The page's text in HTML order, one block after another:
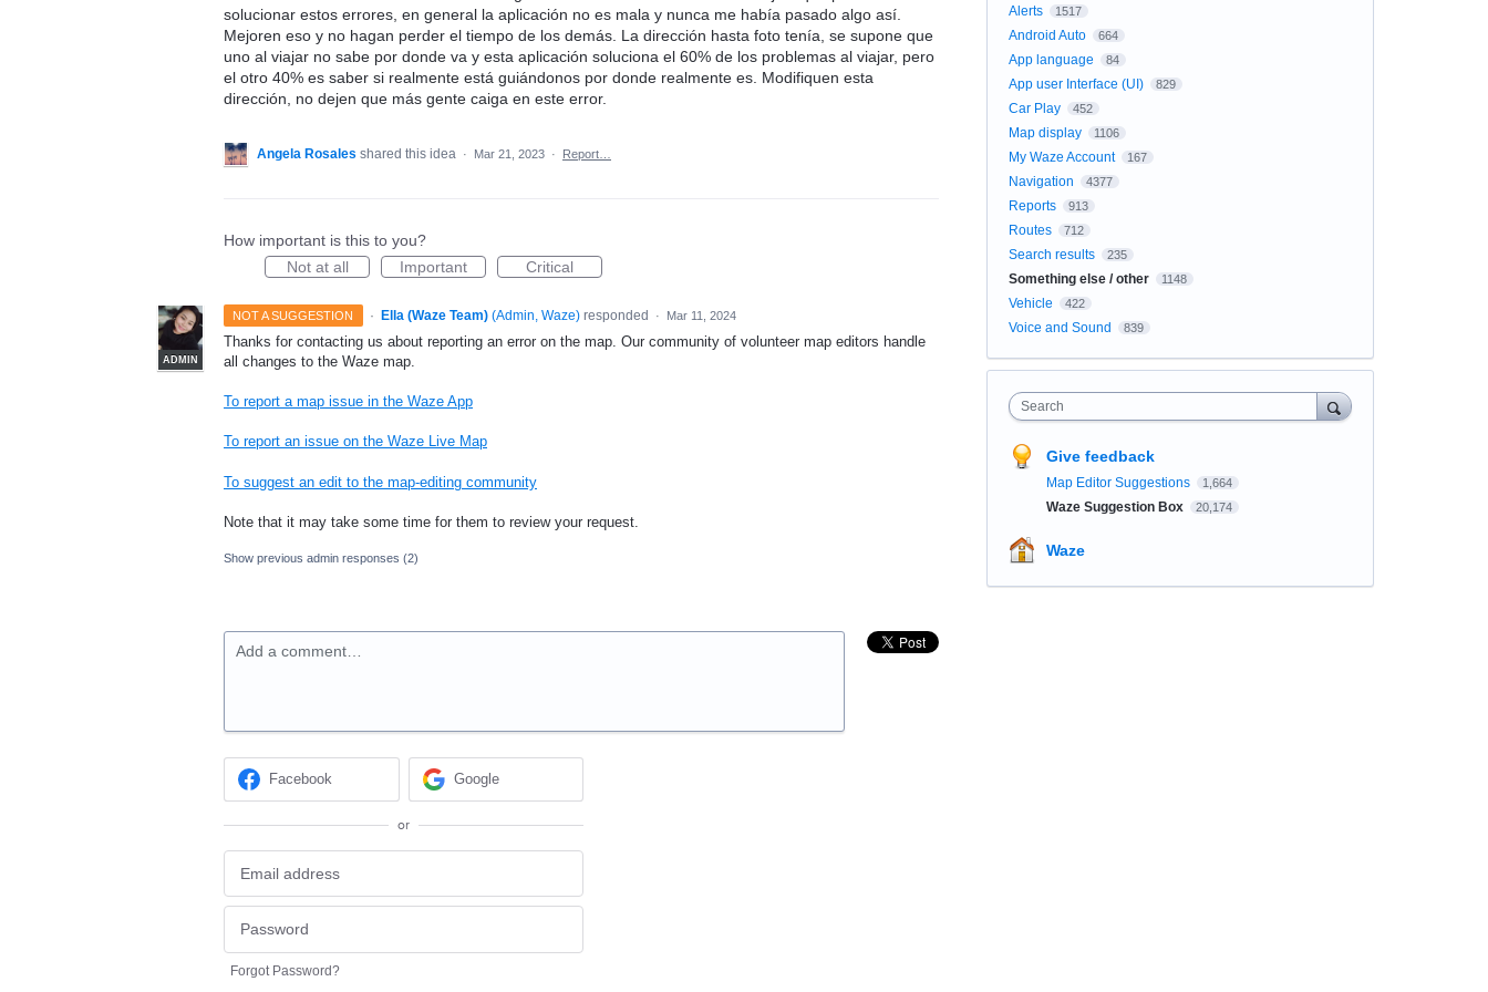
solucionar estos errores, en general la aplicación no es mala y nunca me había pasado algo así.
Mejoren eso y no hagan perder el tiempo de los demás. La dirección hasta foto tenía, se supone que
uno al viajar no sabe por donde va y esta aplicación soluciona el 60% de los problemas al viajar, pero
el otro 40% es saber si realmente está guiándonos por donde realmente es. Modifiquen esta
dirección, no dejen que más gente caiga en este error.
Angela Rosales shared this idea · Mar 21, 2023 · Report…
How important is this to you?
Not at all
Important Critical
NOT A SUGGESTION ·
ADMIN
Ella (Waze Team) (Admin, Waze)responded · Mar 11, 2024
Thanks for contacting us about reporting an error on the map. Our community of volunteer map editors handle
all changes to the Waze map.
To report a map issue in the Waze App
To report an issue on the Waze Live Map
To suggest an edit to the map-editing community
Note that it may take some time for them to review your request.
Show previous admin responses (2)
Add a comment…
Facebook Google
or
Forgot Password?
Alerts
1517
Android Auto 664
App language 84
App user Interface (UI) 829
Car Play 452
Map display 1106
My Waze Account 167
Navigation 4377
Reports 913
Routes 712
Search results 235
Something else / other 1148
Vehicle 422
Voice and Sound 839
Search
Give feedback
Map Editor Suggestions 1,664
Waze Suggestion Box 20,174
Waze